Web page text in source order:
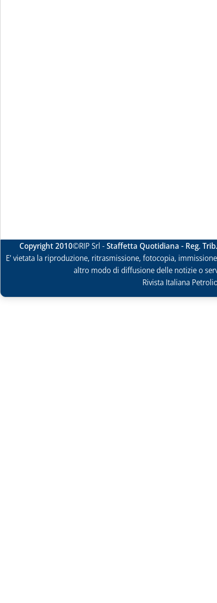
Copyright 2010©RIP Srl -Staffetta Quotidiana - Reg.
E' vietata la riproduzione, ritrasmissione, fotocopia,
altro modo di diffusione delle notizie o
Rivista Italiana